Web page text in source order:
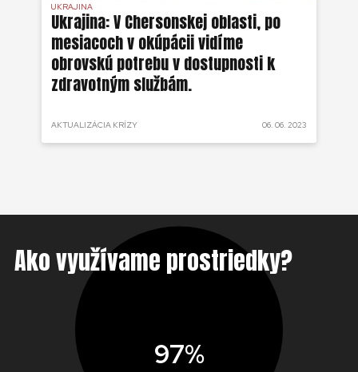
UKRAJINA
Ukrajina: V Chersonskej oblasti, po
mesiacoch v okúpácii vidíme
obrovskú potrebu v dostupnosti k
zdravotným službám.
AKTUALIZÁCIA KRÍZY 06. 06. 2023
Ako využívame prostriedky?
97%